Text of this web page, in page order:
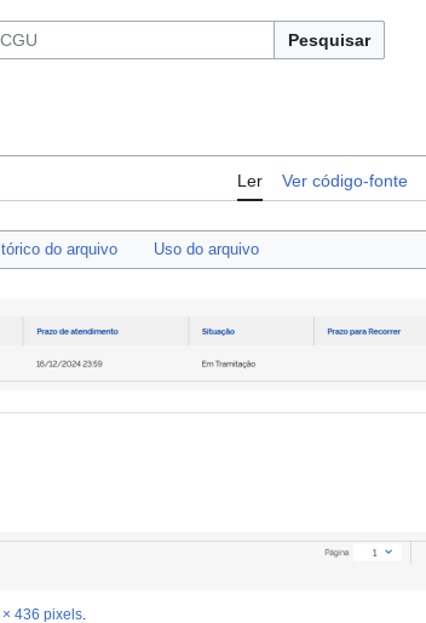
Pesquisar
Ler Ver código-fonte
do arquivo Uso do arquivo
× 436 pixels